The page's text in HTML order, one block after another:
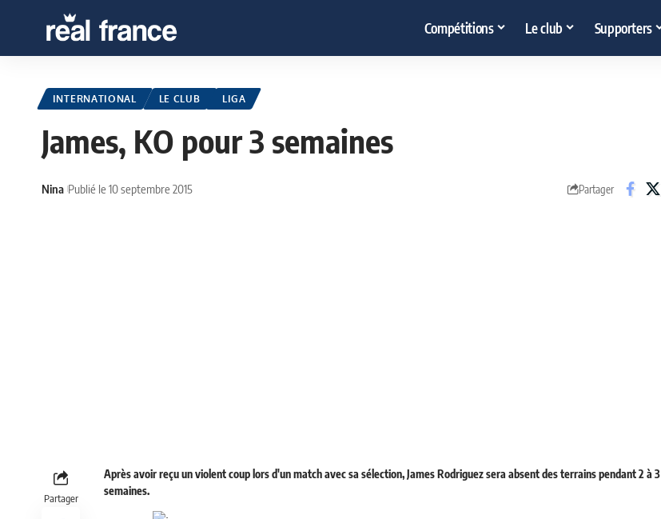
Compétitions Le club Supporters
INTERNATIONAL LE CLUB LIGA
James, KO pour 3 semaines
Nina Publié le 10 septembre 2015 Partager
Partager
Après avoir reçu un violent coup lors d'un match avec sa sélection, James Rodriguez sera absent des terrains pendant 2 à 3
semaines.